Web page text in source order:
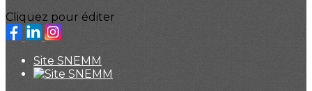
Cliquez pour éditer
Site SNEMM